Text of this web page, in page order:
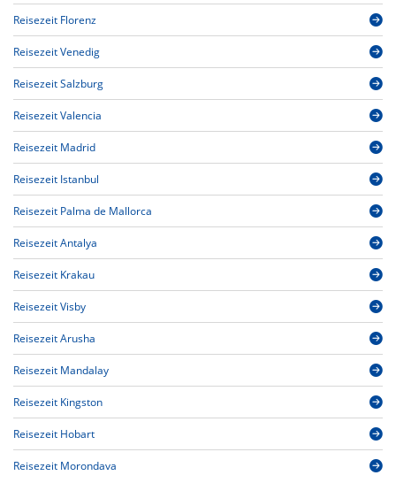
Reisezeit Florenz
Reisezeit Venedig
Reisezeit Salzburg
Reisezeit Valencia
Reisezeit Madrid
Reisezeit Istanbul
Reisezeit Palma de Mallorca
Reisezeit Antalya
Reisezeit Krakau
Reisezeit Visby
Reisezeit Arusha
Reisezeit Mandalay
Reisezeit Kingston
Reisezeit Hobart
Reisezeit Morondava